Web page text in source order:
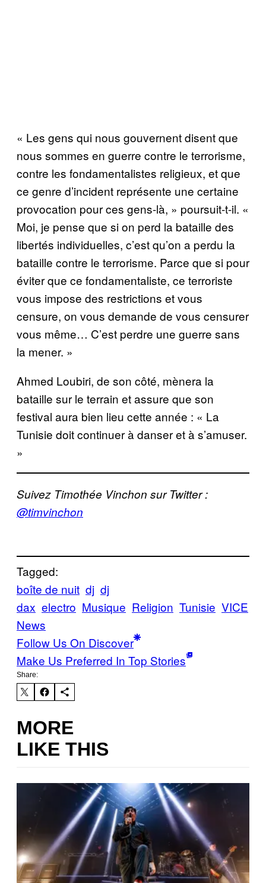
« Les gens qui nous gouvernent disent que
nous sommes en guerre contre le terrorisme,
contre les fondamentalistes religieux, et que
ce genre d’incident représente une certaine
provocation pour ces gens-là, » poursuit-t-il. «
Moi, je pense que si on perd la bataille des
libertés individuelles, c’est qu’on a perdu la
bataille contre le terrorisme. Parce que si pour
éviter que ce fondamentaliste, ce terroriste
vous impose des restrictions et vous
censure, on vous demande de vous censurer
vous même… C’est perdre une guerre sans
la mener. »
Ahmed Loubiri, de son côté, mènera la
bataille sur le terrain et assure que son
festival aura bien lieu cette année : « La
Tunisie doit continuer à danser et à s’amuser.
»
Suivez Timothée Vinchon sur Twitter :
@timvinchon
Tagged:
boîte de nuit dj dj
dax electro Musique Religion Tunisie VICE
News
Follow Us On Discover
Make Us Preferred In Top Stories
Share:
MORE
LIKE THIS